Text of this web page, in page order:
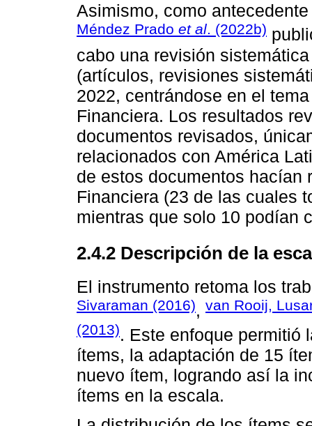
Asimismo, como
Méndez Prado et al. (2022b)
cabo una revisión
(artículos, revisiones
2022, centrándose en el
Financiera. Los resultados
documentos revisados,
relacionados con América
de estos documentos hacían
Financiera (23 de las cuales
mientras que solo 10 podían
2.4.2 Descripción de la
El instrumento retoma los
Sivaraman (2016), van Rooij,
(2013). Este enfoque permitió
ítems, la adaptación de 15
nuevo ítem, logrando así la
ítems en la escala.